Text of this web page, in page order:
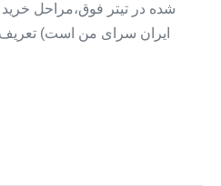
شده در تیتر فوق،مراحل خرید
ایران سرای من است) تعریف